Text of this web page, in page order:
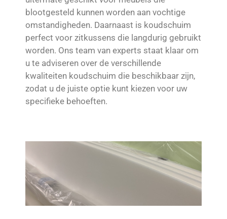
blootgesteld kunnen worden aan vochtige
omstandigheden. Daarnaast is koudschuim
perfect voor zitkussens die langdurig gebruikt
worden. Ons team van experts staat klaar om
u te adviseren over de verschillende
kwaliteiten koudschuim die beschikbaar zijn,
zodat u de juiste optie kunt kiezen voor uw
specifieke behoeften.